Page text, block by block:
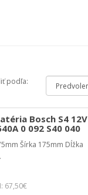
podľa:
Bosch S4 12V
0 092 S40 040
Šírka 175mm Dĺžka
67,50€